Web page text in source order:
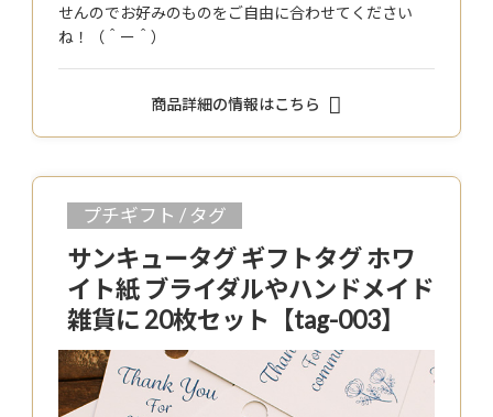
せんのでお好みのものをご自由に合わせてください
ね！（＾ー＾）
商品詳細の情報はこちら
プチギフト / タグ
サンキュータグ ギフトタグ ホワ
イト紙 ブライダルやハンドメイド
雑貨に 20枚セット【tag-003】